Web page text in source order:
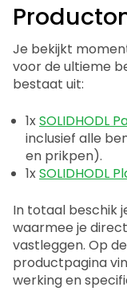
Je bekijkt
voor de ultieme
bestaat uit:
1xSOLIDHODL
inclusief alle
en prikpen).
1xSOLIDHODL
In totaal beschik
waarmee je
vastleggen. Op
productpagina
werking en